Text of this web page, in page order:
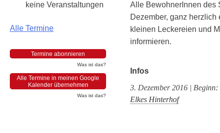
Alle BewohnerInnen des
Dezember, ganz
kleinen Leckereien und
informieren.
Infos
3. Dezember 2016 |
Elkes Hinterhof
keine Veranstaltungen
Alle Termine
Termine abonnieren
Was ist das?
Alle Termine in meinen Google
Kalender übernehmen
Was ist das?